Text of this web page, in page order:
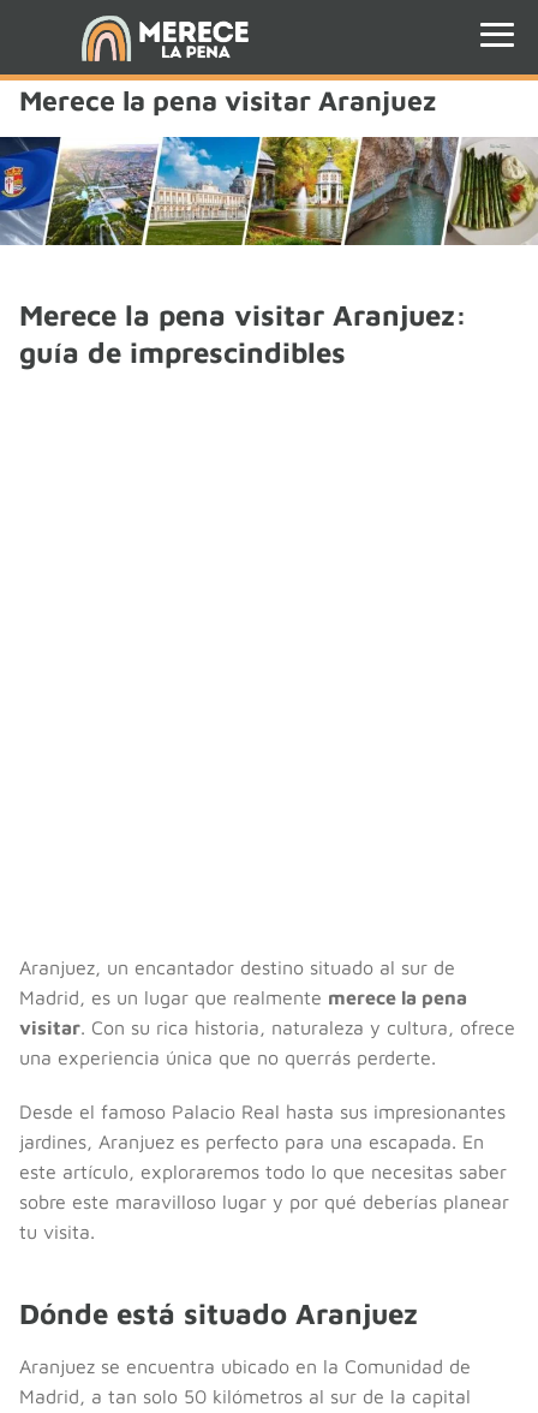
Merece la pena visitar Aranjuez
Merece la pena visitar Aranjuez:
guía de imprescindibles
Aranjuez, un encantador destino situado al sur de
Madrid, es un lugar que realmente merece la pena
visitar. Con su rica historia, naturaleza y cultura, ofrece
una experiencia única que no querrás perderte.
Desde el famoso Palacio Real hasta sus impresionantes
jardines, Aranjuez es perfecto para una escapada. En
este artículo, exploraremos todo lo que necesitas saber
sobre este maravilloso lugar y por qué deberías planear
tu visita.
Dónde está situado Aranjuez
Aranjuez se encuentra ubicado en la Comunidad de
Madrid, a tan solo 50 kilómetros al sur de la capital